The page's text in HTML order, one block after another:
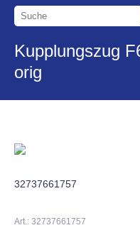
Kupplungszug
orig
32737661757
Art.: 32737661757